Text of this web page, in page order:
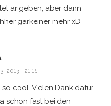
angeben, aber dann
garkeiner mehr xD
2013 - 21:16
cool. Vielen Dank dafür.
schon fast bei den